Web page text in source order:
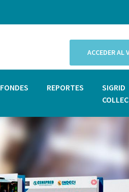
ACCEDER AL
FONDES REPORTES
SIGRID